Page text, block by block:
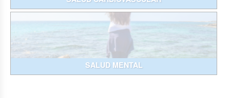
SALUD MENTAL